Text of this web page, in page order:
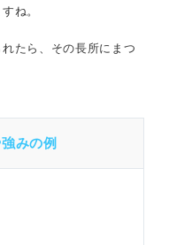
ね。
たら、その長所にまつ
みの例